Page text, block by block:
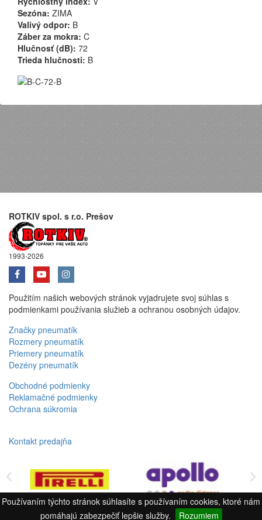
Sezóna: ZIMA
Valivý odpor: B
Záber za mokra: C
Hlučnosť (dB): 72
Trieda hlučnosti: B
ROTKIV spol. s r.o. Prešov
1993-2026
Použitím našich webových stránok vyjadrujete svoj súhlas s
podmienkami používania služieb a ochranou osobných údajov.
Značky pneumatík
Rozmery pneumatík
Priemery pneumatík
Dezény pneumatík
Obchodné podmienky
Reklamačné podmienky
Ochrana súkromia
Kontakt predajňa
Používaním týchto stránok súhlasíte s používaním cookies, ktoré nám
pomáhajú zabezpečiť lepšie služby.
Rozumiem